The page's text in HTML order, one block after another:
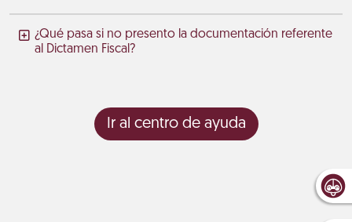
¿Qué pasa si no presento la documentación referente
al Dictamen Fiscal?
Ir al centro de ayuda